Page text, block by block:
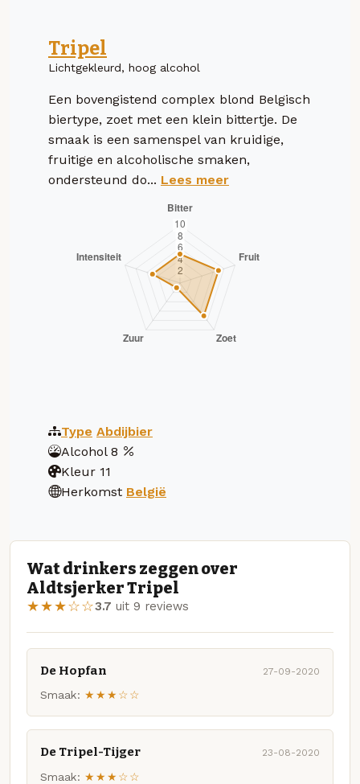
Tripel
Lichtgekleurd, hoog alcohol
Een bovengistend complex blond Belgisch
biertype, zoet met een klein bittertje. De
smaak is een samenspel van kruidige,
fruitige en alcoholische smaken,
ondersteund do... Lees meer
Type Abdijbier
Alcohol 8
Kleur 11
Herkomst België
Wat drinkers zeggen over
Aldtsjerker Tripel
★★★☆☆3.7 uit 9 reviews
De Hopfan 27-09-2020
Smaak: ★★★☆☆
De Tripel-Tijger 23-08-2020
Smaak: ★★★☆☆